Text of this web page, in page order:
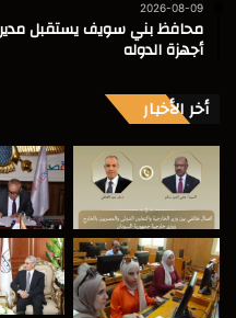
2026-08-09
محافظ بني سويف يستقبل مدير
أجهزة الدوله
أخر الأخبار